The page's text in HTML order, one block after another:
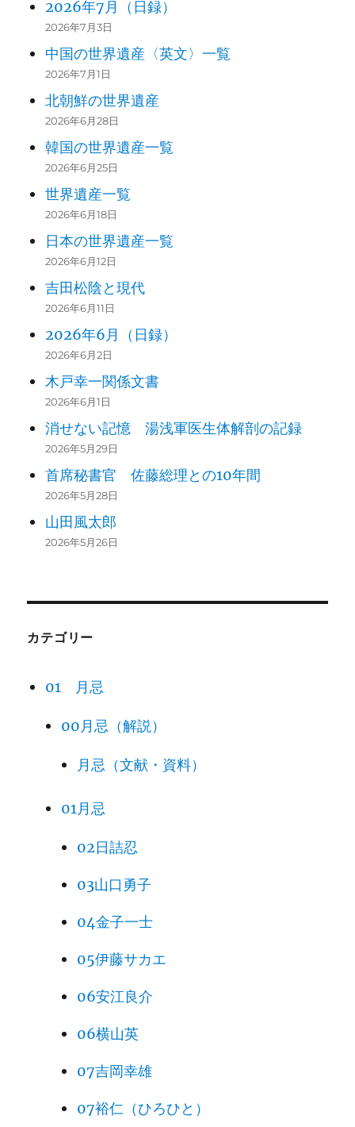
2026年7月（日録）
2026年7月3日
中国の世界遺産〈英文〉一覧
2026年7月1日
北朝鮮の世界遺産
2026年6月28日
韓国の世界遺産一覧
2026年6月25日
世界遺産一覧
2026年6月18日
日本の世界遺産一覧
2026年6月12日
吉田松陰と現代
2026年6月11日
2026年6月（日録）
2026年6月2日
木戸幸一関係文書
2026年6月1日
消せない記憶 湯浅軍医生体解剖の記録
2026年5月29日
首席秘書官 佐藤総理との10年間
2026年5月28日
山田風太郎
2026年5月26日
カテゴリー
01 月忌
00月忌（解説）
月忌（文献・資料）
01月忌
02日詰忍
03山口勇子
04金子一士
05伊藤サカエ
06安江良介
06横山英
07吉岡幸雄
07裕仁（ひろひと）